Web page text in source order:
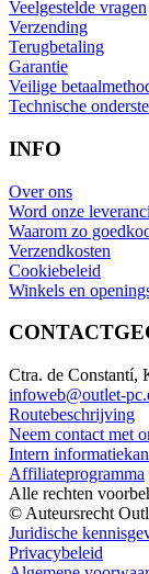
Veelgestelde vragen
Verzending
Terugbetaling
Garantie
Veilige
Technische
INFO
Over ons
Word onze
Waarom zo
Verzendkosten
Cookiebeleid
Winkels en
Ctra. de Constantí,
infoweb@outlet-
Routebeschrijving
Neem contact met
Intern
Affiliateprogramma
Alle rechten
© Auteursrecht
Juridische
Privacybeleid